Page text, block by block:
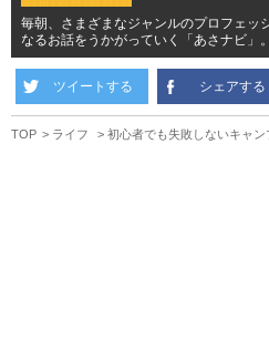
毎朝、さまざまなジャンルのプロフェッ
なるお話をうかがっていく「あさナビ」
ツイートする シェアする
TOP ライフ 初心者でも失敗しないキャ